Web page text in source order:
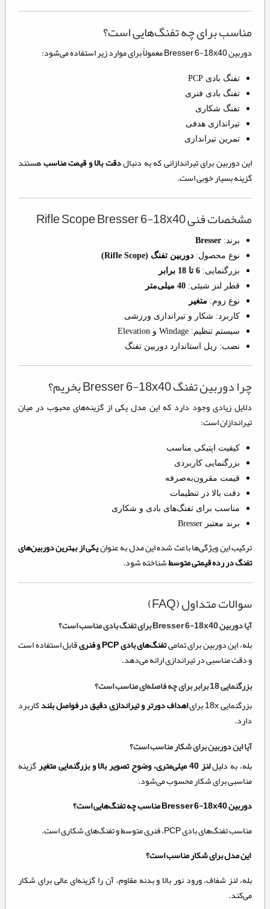
مناسب برای چه تفنگ‌هایی است؟
دوربین Bresser 6-18x40 معمولاً برای موارد زیر استفاده می‌شود:
تفنگ بادی PCP
تفنگ بادی فنری
تفنگ شکاری
تیراندازی هدفی
تمرین تیراندازی
این دوربین برای تیراندازانی که به دنبالدقت بالا و قیمت مناسبهستند
گزینه بسیار خوبی است.
مشخصات فنی Rifle Scope Bresser 6-18x40
برند: Bresser
نوع محصول: دوربین تفنگ (Rifle Scope)
بزرگنمایی: 6 تا 18 برابر
قطر لنز شیئی: 40 میلی‌متر
نوع زوم: متغیر
کاربرد: شکار و تیراندازی ورزشی
سیستم تنظیم: Windage و Elevation
نصب: ریل استاندارد دوربین تفنگ
چرا دوربین تفنگ Bresser 6-18x40 بخریم؟
دلایل زیادی وجود دارد که این مدل یکی از گزینه‌های محبوب در میان
تیراندازان است:
کیفیت اپتیکی مناسب
بزرگنمایی کاربردی
قیمت مقرون‌به‌صرفه
دقت بالا در تنظیمات
مناسب برای تفنگ‌های بادی و شکاری
برند معتبر Bresser
ترکیب این ویژگی‌ها باعث شده این مدل به عنوانیکی از بهترین دوربین‌های
تفنگ در رده قیمتی متوسطشناخته شود.
سوالات متداول (FAQ)
آیا دوربین Bresser 6-18x40 برای تفنگ بادی مناسب است؟
بله، این دوربین برای تمامیتفنگ‌های بادی PCP و فنری
قابل استفاده است
و دقت مناسبی در تیراندازی ارائه می‌دهد.
بزرگنمایی 18 برابر برای چه فاصله‌ای مناسب است؟
بزرگنمایی 18x برای
اهداف دورتر و تیراندازی دقیق در فواصل بلندکاربرد
دارد.
آیا این دوربین برای شکار مناسب است؟
بله، به دلیللنز 40 میلی‌متری، وضوح تصویر بالا و بزرگنمایی متغیر
گزینه
مناسبی برای شکار محسوب می‌شود.
دوربین Bresser 6-18x40 مناسب چه تفنگ‌هایی است؟
مناسب تفنگ‌های بادی PCP، فنری متوسط و تفنگ‌های شکاری است.
این مدل برای شکار مناسب است؟
بله، لنز شفاف، ورود نور بالا و بدنه مقاوم، آن را گزینه‌ای عالی برای شکار
می‌کند.